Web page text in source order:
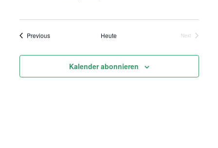
PreviousVeranstaltungen Heute
Next
Kalender abonnieren